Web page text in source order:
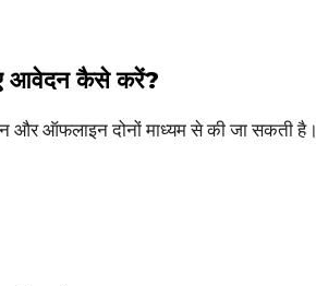
आवेदन कैसे करें?
और ऑफलाइन दोनों माध्यम से की जा सकती है।